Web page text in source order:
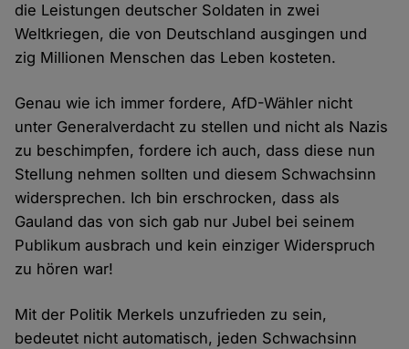
die Leistungen deutscher Soldaten in zwei
Weltkriegen, die von Deutschland ausgingen und
zig Millionen Menschen das Leben kosteten.
Genau wie ich immer fordere, AfD-Wähler nicht
unter Generalverdacht zu stellen und nicht als Nazis
zu beschimpfen, fordere ich auch, dass diese nun
Stellung nehmen sollten und diesem Schwachsinn
widersprechen. Ich bin erschrocken, dass als
Gauland das von sich gab nur Jubel bei seinem
Publikum ausbrach und kein einziger Widerspruch
zu hören war!
Mit der Politik Merkels unzufrieden zu sein,
bedeutet nicht automatisch, jeden Schwachsinn